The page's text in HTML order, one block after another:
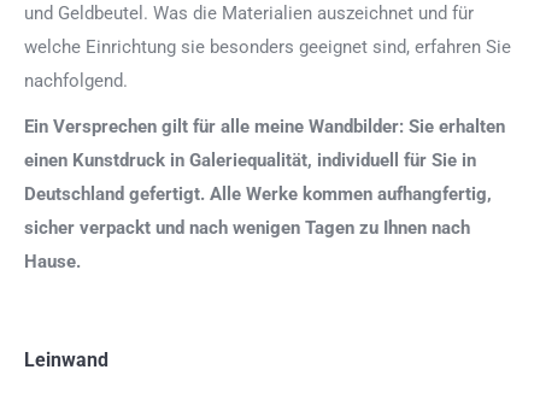
und Geldbeutel. Was die Materialien auszeichnet und für
welche Einrichtung sie besonders geeignet sind, erfahren Sie
nachfolgend.
Ein Versprechen gilt für alle meine Wandbilder: Sie erhalten
einen Kunstdruck in Galeriequalität, individuell für Sie in
Deutschland gefertigt. Alle Werke kommen aufhangfertig,
sicher verpackt und nach wenigen Tagen zu Ihnen nach
Hause.
Leinwand